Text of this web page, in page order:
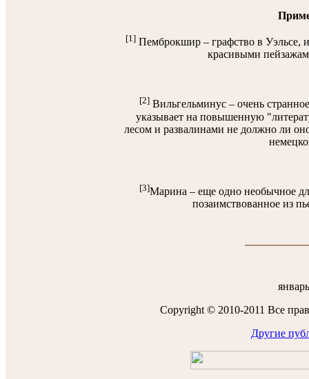
[1]Пемброкшир – графство в Уэльсе,
красивыми
[2]Вильгельминус – очень
указывает на повышенную
лесом и развалинами не должно ли
[3]Марина – еще одно необычное
позаимствованное из
Copyright © 2010-2011 Все
Другие